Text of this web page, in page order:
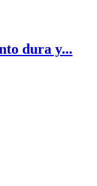
dura y...